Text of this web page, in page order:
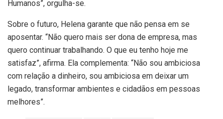
Humanos”, orgulha-se.
Sobre o futuro, Helena garante que não pensa em se
aposentar. “Não quero mais ser dona de empresa, mas
quero continuar trabalhando. O que eu tenho hoje me
satisfaz”, afirma. Ela complementa: “Não sou ambiciosa
com relação a dinheiro, sou ambiciosa em deixar um
legado, transformar ambientes e cidadãos em pessoas
melhores”.